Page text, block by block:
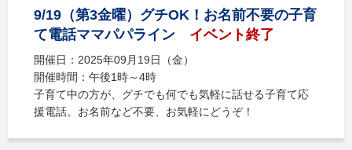
9/19（第3金曜）グチOK！お名前不要の子育
て電話ママパパライン
イベント終了
開催日：2025年09月19日（金）
開催時間：午後1時～4時
子育て中の方が、グチでも何でも気軽に話せる子育て応
援電話。お名前など不要、お気軽にどうぞ！